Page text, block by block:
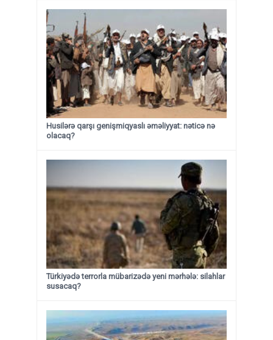
Husilərə qarşı genişmiqyaslı əməliyyat: nəticə nə
olacaq?
Türkiyədə terrorla mübarizədə yeni mərhələ: silahlar
susacaq?